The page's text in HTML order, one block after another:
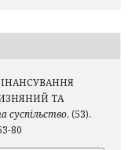
ТА
суспільство, (53).
80